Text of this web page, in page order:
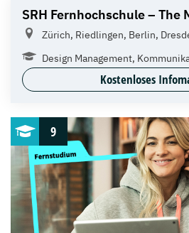
SRH Fernhochschule – The
Zürich, Riedlingen, Berlin,
Design Management,
Kostenloses
9